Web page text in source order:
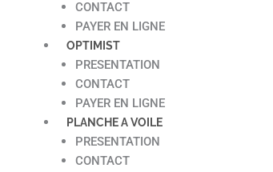
CONTACT
PAYER EN LIGNE
OPTIMIST
PRESENTATION
CONTACT
PAYER EN LIGNE
PLANCHE A VOILE
PRESENTATION
CONTACT